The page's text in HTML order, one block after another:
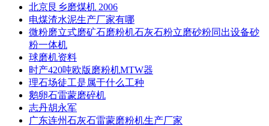
北京艮乡磨煤机 2006
电煤渣水泥生产厂家有哪
微粉磨立式磨矿石磨粉机石灰石粉立磨砂粉同出设备砂
粉一体机
球磨机资料
时产420吨欧版磨粉机MTW器
理石场徒工是属于什么工种
鹅卵石雷蒙磨碎机
志丹胡永军
广东连州石灰石雷蒙磨粉机生产厂家